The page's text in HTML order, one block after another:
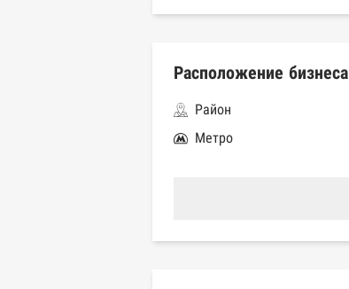
Расположение бизнеса
Район
Метро